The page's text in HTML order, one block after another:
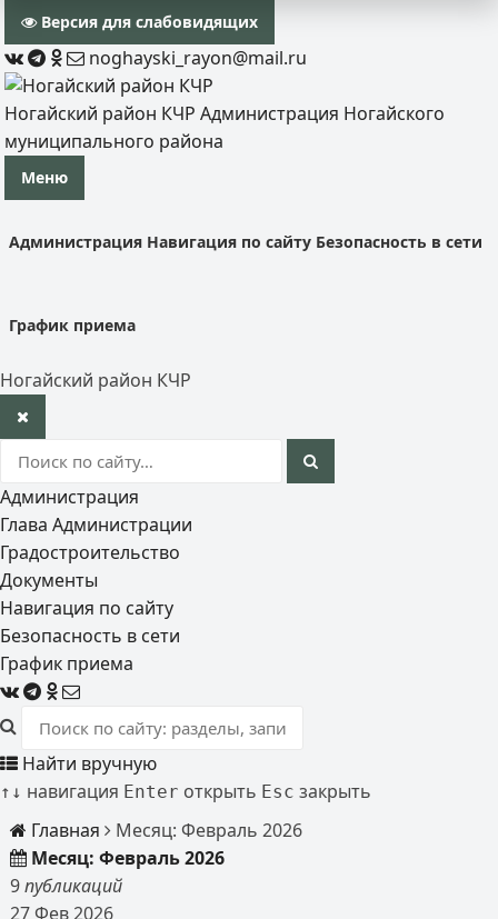
Версия для слабовидящих
noghayski_rayon@mail.ru
Ногайский район КЧР Администрация Ногайского
муниципального района
Меню
Администрация Навигация по сайту Безопасность в сети
График приема
Ногайский район КЧР
Администрация
Глава Администрации
Градостроительство
Документы
Навигация по сайту
Безопасность в сети
График приема
Найти вручную
↑ ↓ навигация Enter открыть Esc закрыть
Главная
Месяц: Февраль 2026
Месяц: Февраль 2026
9публикаций
27Фев2026